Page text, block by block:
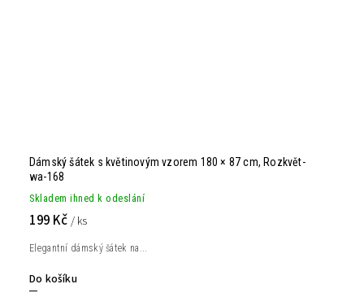
Dámský šátek s květinovým vzorem 180 × 87 cm, Rozkvět-
wa-168
Skladem ihned k odeslání
199 Kč / ks
Do košíku
Elegantní dámský šátek na...